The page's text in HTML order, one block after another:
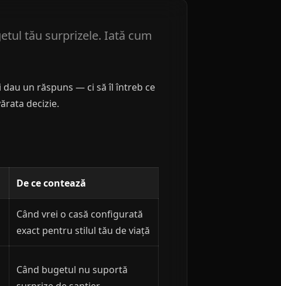
tău surprizele. Iată cum
dau un răspuns — ci să îl întreb ce
decizie.
De ce contează
Când vrei o casă configurată
exact pentru stilul tău de viață
Când bugetul nu suportă